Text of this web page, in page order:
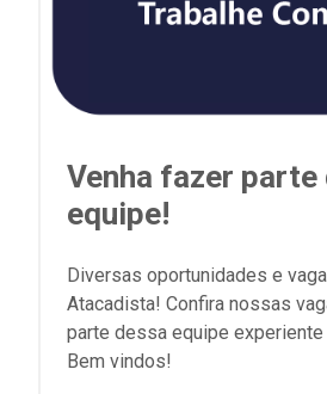
Venha fazer parte
equipe!
Diversas oportunidades e
Atacadista! Confira nossas
parte dessa equipe
Bem vindos!